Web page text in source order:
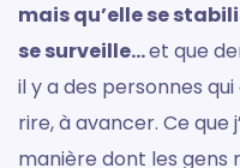
mais qu’elle se
se surveille…et que
il y a des personnes
rire, à avancer. Ce que
manière dont les gens